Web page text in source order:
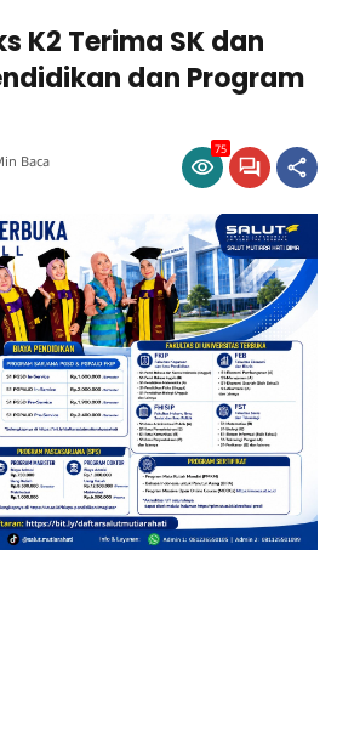
K2 Terima SK dan
dan Program
Baca
75